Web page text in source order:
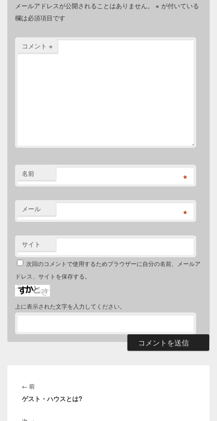
メールアドレスが公開されることはありません。 ※ が付いている
欄は必須項目です
コメント ※
名前 *
メール *
サイト
次回のコメントで使用するためブラウザーに自分の名前、メールア
ドレス、サイトを保存する。
上に表示された文字を入力してください。
稿
ナ
ゲ
← 前前
の
ゲスト・ハウスとは?